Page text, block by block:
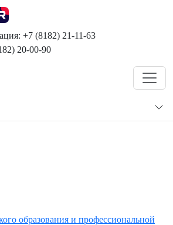
+7 (8182) 21-11-63
20-00-90
образования и профессиональной